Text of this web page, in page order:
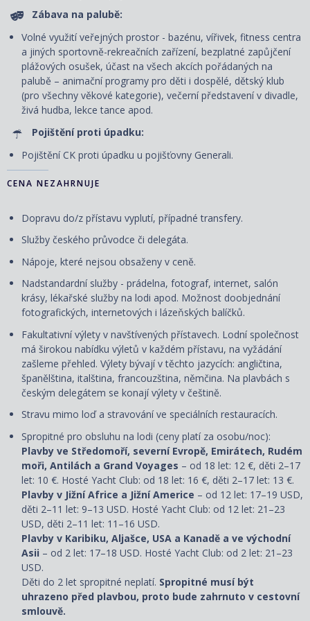
Zábava na palubě:
Volné využití veřejných prostor - bazénu, vířivek, fitness centra
a jiných sportovně-rekreačních zařízení, bezplatné zapůjčení
plážových osušek, účast na všech akcích pořádaných na
palubě – animační programy pro děti i dospělé, dětský klub
(pro všechny věkové kategorie), večerní představení v divadle,
živá hudba, lekce tance apod.
Pojištění proti úpadku:
Pojištění CK proti úpadku u pojišťovny Generali.
CENA NEZAHRNUJE
Dopravu do/z přístavu vyplutí, případné transfery.
Služby českého průvodce či delegáta.
Nápoje, které nejsou obsaženy v ceně.
Nadstandardní služby - prádelna, fotograf, internet, salón
krásy, lékařské služby na lodi apod. Možnost doobjednání
fotografických, internetových i lázeňských balíčků.
Fakultativní výlety v navštívených přístavech. Lodní společnost
má širokou nabídku výletů v každém přístavu, na vyžádání
zašleme přehled. Výlety bývají v těchto jazycích: angličtina,
španělština, italština, francouzština, němčina. Na plavbách s
českým delegátem se konají výlety v češtině.
Stravu mimo loď a stravování ve speciálních restauracích.
Spropitné pro obsluhu na lodi (ceny platí za osobu/noc):
Plavby ve Středomoří, severní Evropě, Emirátech, Rudém
moři, Antilách a Grand Voyages – od 18 let: 12 €, děti 2–17
let: 10 €. Hosté Yacht Club: od 18 let: 16 €, děti 2–17 let: 13 €.
Plavby v Jižní Africe a Jižní Americe – od 12 let: 17–19 USD,
děti 2–11 let: 9–13 USD. Hosté Yacht Club: od 12 let: 21–23
USD, děti 2–11 let: 11–16 USD.
Plavby v Karibiku, Aljašce, USA a Kanadě a ve východní
Asii – od 2 let: 17–18 USD. Hosté Yacht Club: od 2 let: 21–23
USD.
Děti do 2 let spropitné neplatí. Spropitné musí být
uhrazeno před plavbou, proto bude zahrnuto v cestovní
smlouvě.